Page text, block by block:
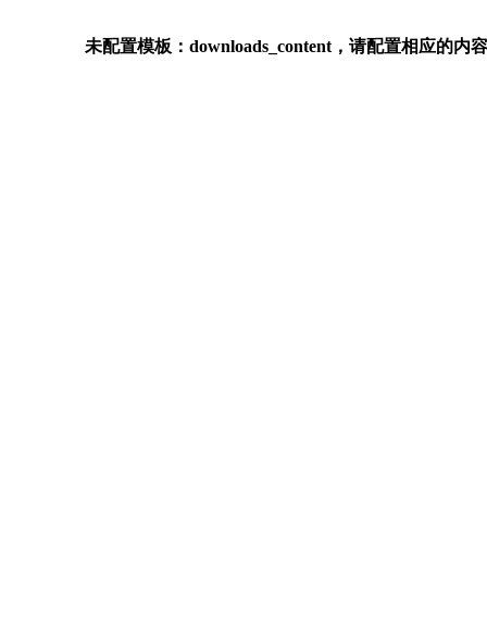
未配置模板：downloads_content，请配置相应的内